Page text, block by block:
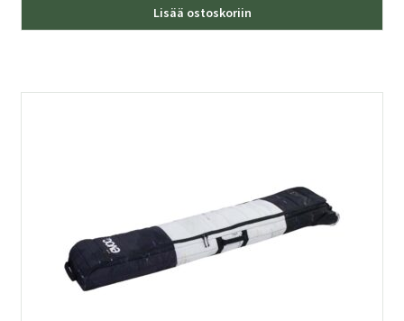
Lisää ostoskoriin